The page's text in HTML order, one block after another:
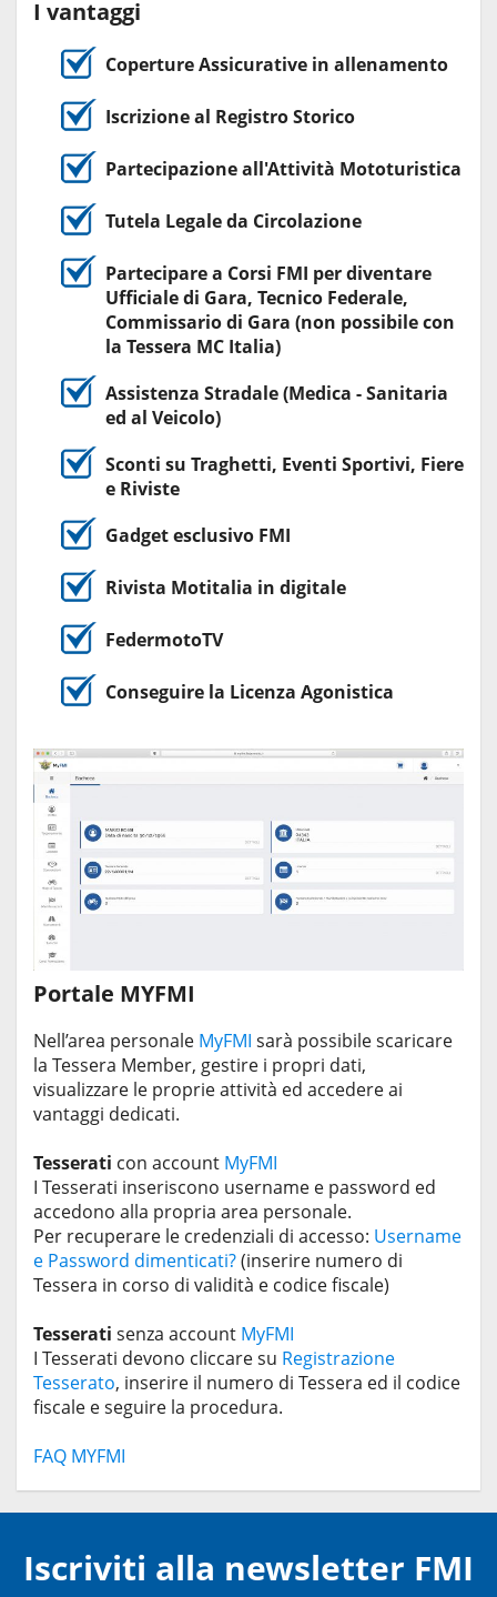
I vantaggi
Coperture Assicurative in allenamento
Iscrizione al Registro Storico
Partecipazione all'Attività Mototuristica
Tutela Legale da Circolazione
Partecipare a Corsi FMI per diventare
Ufficiale di Gara, Tecnico Federale,
Commissario di Gara (non possibile con
la Tessera MC Italia)
Assistenza Stradale (Medica - Sanitaria
ed al Veicolo)
Sconti su Traghetti, Eventi Sportivi, Fiere
e Riviste
Gadget esclusivo FMI
Rivista Motitalia in digitale
FedermotoTV
Conseguire la Licenza Agonistica
Portale MYFMI
Nell’area personale MyFMI sarà possibile scaricare
la Tessera Member, gestire i propri dati,
visualizzare le proprie attività ed accedere ai
vantaggi dedicati.
Tesserati con account MyFMI
I Tesserati inseriscono username e password ed
accedono alla propria area personale.
Per recuperare le credenziali di accesso: Username
e Password dimenticati?(inserire numero di
Tessera in corso di validità e codice fiscale)
Tesserati senza account MyFMI
I Tesserati devono cliccare su Registrazione
Tesserato, inserire il numero di Tessera ed il codice
fiscale e seguire la procedura.
FAQ MYFMI
Iscriviti alla newsletter FMI